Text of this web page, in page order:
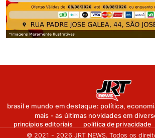
brasil e mundo em destaque: política,
mais - as últimas novidades em
princípios editoriais política de privacidade
© 2021 - 2026 JRT NEWS. Todos os